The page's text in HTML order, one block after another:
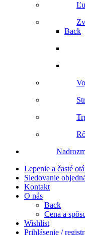
Back
Lepenie a časté
Sledovanie
Kontakt
O nás
Back
Cena a
Wishlist
Prihlásenie /